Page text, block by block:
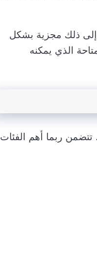
إلى ذلك مجزية بشكل
الذي يمكنه
تتضمن ربما أهم الفئات